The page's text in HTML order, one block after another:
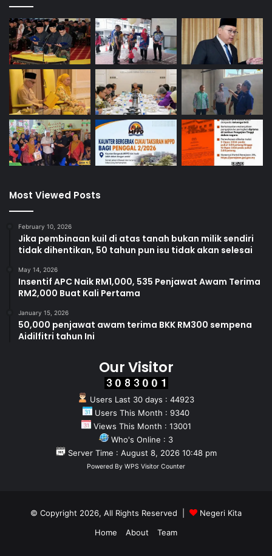
Most Viewed Posts
February 10, 2026
Jika pembinaan kuil di atas tanah bukan milik sendiri
tidak dihentikan, 50 tahun pun isu tidak akan selesai
May 14, 2026
Insentif APC Naik RM1,000, 535 Penjawat Awam Terima
RM2,000 Buat Kali Pertama
January 15, 2026
50,000 penjawat awam terima BKK RM300 sempena
Aidilfitri tahun Ini
Our Visitor
Users Last 30 days : 44923
Users This Month : 9340
Views This Month : 13001
Who's Online : 3
Server Time : August 8, 2026 10:48 pm
Powered By WPS Visitor Counter
© Copyright 2026, All Rights Reserved |
Negeri Kita
Home
About Team